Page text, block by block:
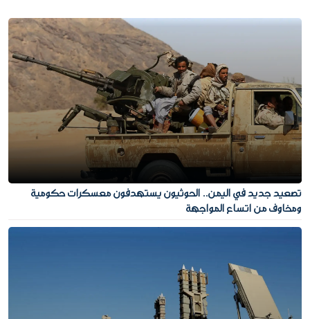
تصعيد جديد في اليمن.. الحوثيون يستهدفون معسكرات حكومية
ومخاوف من اتساع المواجهة